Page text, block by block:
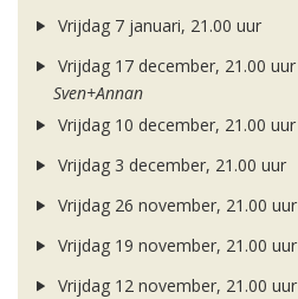
Vrijdag 7 januari, 21.00 uur
Vrijdag 17 december, 21.00 uur
Sven+Annan
Vrijdag 10 december, 21.00 uur
Vrijdag 3 december, 21.00 uur
Vrijdag 26 november, 21.00 uur
Vrijdag 19 november, 21.00 uur
Vrijdag 12 november, 21.00 uur